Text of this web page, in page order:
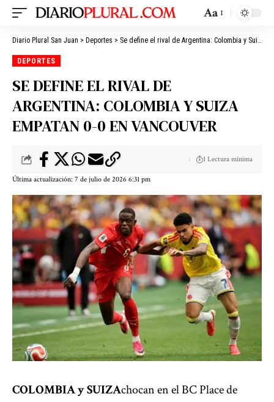
Aa
Diario Plural San Juan > Deportes > Se define el rival de Argentina: Colombia y Suiza empatan 0-0 en Vancouver
DEPORTES
SE DEFINE EL RIVAL DE
ARGENTINA: COLOMBIA Y SUIZA
EMPATAN 0-0 EN VANCOUVER
Última actualización: 7 de julio de 2026 6:31 pm
1 Lectura mínima
COLOMBIAySUIZAchocan en el BC Place de